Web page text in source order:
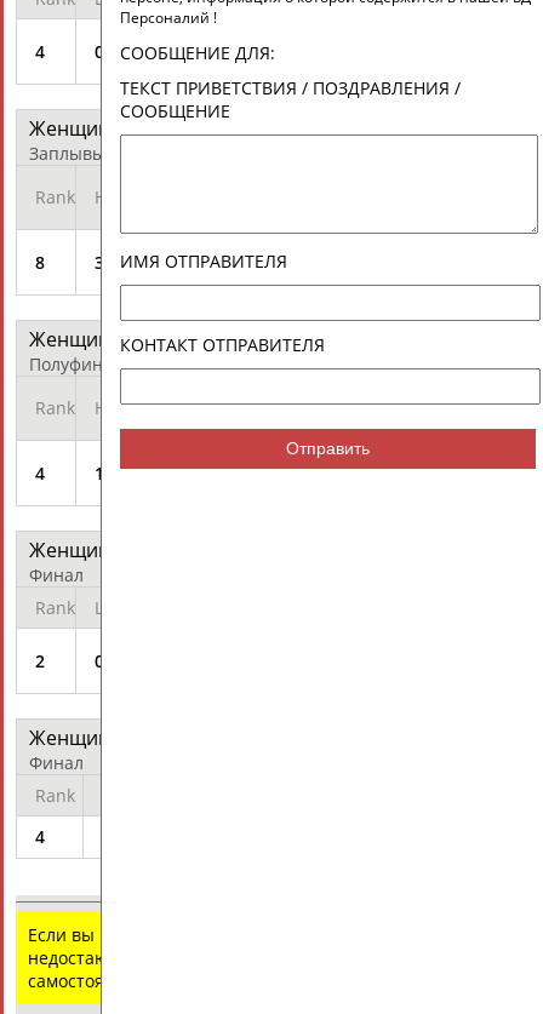
4 02
Anastasia
Женщины - На спине 200 м
Заплывы
Rank
Heat
8 3
ZUEVA
Anastasia
Женщины - На спине 200 м
Полуфинал
Rank
Heat Athlete Time
4 1 2:07.88 Q
Женщины - На спине 200 м
Финал
Rank
Lane
2 06
Женщины - Эстафета 4х100 м комбинированная
Финал
Rank
4
Если вы нашли ошибку в данных или имеете
недостающую информацию, внесите изменения
самостоятельно
Персоналий !
СООБЩЕНИЕ ДЛЯ:
ТЕКСТ ПРИВЕТСТВИЯ / ПОЗДРАВЛЕНИЯ /
СООБЩЕНИЕ
ИМЯ ОТПРАВИТЕЛЯ
КОНТАКТ ОТПРАВИТЕЛЯ
Отправить